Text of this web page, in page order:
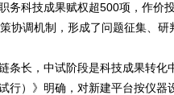
科技成果赋权超500项，作价
协调机制，形成了问题征集、
长，中试阶段是科技成果转化
行）》明确，对新建平台按仪器